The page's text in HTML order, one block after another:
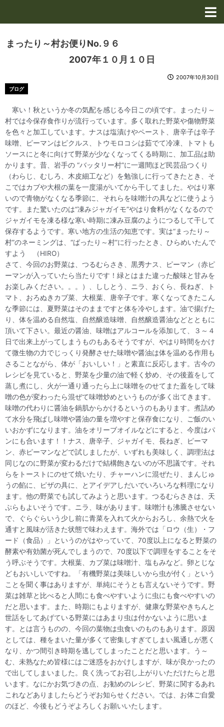
まったり～村お便りNo.９６
2007年１０月１０日
2007年10月30日
ブログ
寒い！秋というか冬の気配を感じる今日この頃です。まったり～
村では今保存食作りが流行っています。多く取れた野菜や傷物野菜
を色々と加工しています。ナスは塩漬けやペースト、唐辛子は辛子
味噌、ピーマンはピクルス、トウモロコシは茹でて冷凍、トマトも
ソースにと冬に向けて野菜が少なくなってくる時期に、加工品は助
かります。昔、岩手の “バッタリー村”に一週間ほど民芸品つくり
（わらじ、むしろ、木皮細工など）を勉強しに行ってきたとき、そ
こではカブや大根の葉を一度湯がいてから干してました。やはり寒
いので青物がなくなる季節に、それらを味噌汁の具などに使うよう
です。また驚いたのは“凍みジャガイモ”やはり食料がなくなるので
ジャガイモを凍る様な寒い時期に凍み豆腐のようにつるして干して
保存するようです。寒い地方の生活の知恵です。実は“まったり～
村”のネーミングは、“ばったり～村”に行ったとき、ひらめいたんで
すよう （HIRO）
さて、今回のお野菜は、つるむらさき、黒秀ナス、ピーマン（赤ピ
ーマンが入っていたら当たりです！緑とはまた違った酸味と甘みを
お楽しみください。。。）、ししとう、ニラ、おくら、長ねぎ、ト
マト、おろぬきカブ菜、大根葉、唐辛子です。寒くなってきたこん
な季節には、夏野菜はそのままですと体を冷やします。油で揚げた
り、体を温める自然塩、自然醸造味噌、自然醸造醤油などとともに
頂いて下さい。最近の醤油、味噌はアルコールを添加して、３～４
日で出来上がってしまうものもあるそうですが、やはり時間をかけ
て微生物の力でじっくり発酵させた味噌や醤油は体を温める作用も
さることながら、体が「おいしい！」と素直に反応します。古今の
レシピを見ていると、野菜を少量の油で軽く炒め、その後蓋をして
蒸し煮にし、火が一通り通ったら上に味噌をのせてまた蓋をして味
噌の色が変わったら混ぜて味噌炒めというものが多く出てきます。
味噌の代わりに醤油を鍋肌からかけるというのもあります。煮詰め
て水分を飛ばし味噌や醤油の量を増やすと保存食になり、ご飯のい
いおかずになります。油をオリーブオイルなどにすると、今度はパ
ンにも合います！！ナス、唐辛子、ジャガイモ、長ねぎ、ピーマ
ン、赤ピーマンなどで試しましたが、いずれも美味しく、調理法は
同じなのに野菜が変わるだけで結構飽きないのが不思議です。それ
らをトーストにのせて焼いたり、チャーハンに混ぜたり、まんじゅ
うの餡に、ピザの具に、とアイデアしだいでいろいろな料理になり
ます。他の野菜でも試してみようと思います。つるむらさきは、天
ぷらもよいそうです。ニラ、味があります。味噌汁も沸騰させない
で、ぐらぐらいう少し前に青菜を入れて火からおろし、余熱で火を
通すと風味が活きた状態で味わえます。海外では「ロウ（生）・フ
ード（食品）」というのがはやっていて、70度以上になると野菜の
酵素や有効菌が死んでしまうので、70度以下で調理をすることをそ
う呼ぶそうです。大根葉、カブ菜は味噌汁、塩もみなど。卵とじな
どもおいしいですね。「有機野菜は美味しいから虫が付く」という
ことを聞く事はありますが、単純にそうとも言えないそうです。野
菜は雑草と比べると人間にも食べやすいように虫にも食べやすいの
だと思います。また、時期にもよりますが、健康な野菜やきちんと
世話をしてあげている野菜にはあまり虫は付かないように思いま
す。とは言うものの、今回の葉物は虫食いのものもあります。原因
としては、種をまいた量が多くて密集しすぎてしまい風通しが悪く
なり、かつ間引き時期を逃してしまったことだと思います。う～
む、未熟なため皆様にはご迷惑をおかけしますが、味が良かったの
で出してしまいました。良く洗ってお召し上がりいただけたらと思
います。なにかお気づきの点、お勧めのレシピ、野菜に関するあれ
これなどありましたらどうぞお知らせください。では、お体ご自愛
のほど、今後もどうぞよろしくお願いいたします。